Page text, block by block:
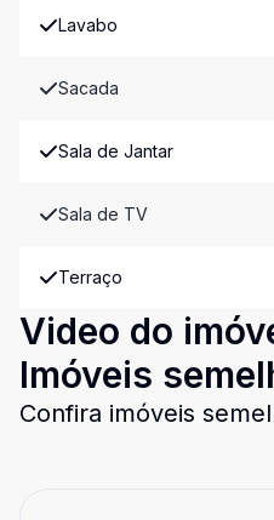
Lavabo
Sacada
Sala de Jantar
Sala de TV
Terraço
Video do
Imóveis
Confira imóveis